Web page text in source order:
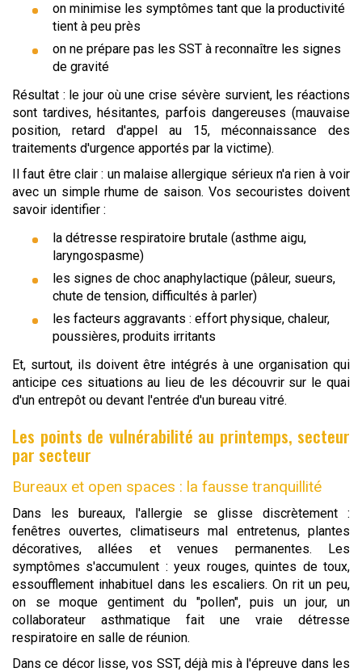
on minimise les symptômes tant que la productivité
tient à peu près
on ne prépare pas les SST à reconnaître les signes
de gravité
Résultat : le jour où une crise sévère survient, les réactions
sont tardives, hésitantes, parfois dangereuses (mauvaise
position, retard d'appel au 15, méconnaissance des
traitements d'urgence apportés par la victime).
Il faut être clair : un malaise allergique sérieux n'a rien à voir
avec un simple rhume de saison. Vos secouristes doivent
savoir identifier :
la détresse respiratoire brutale (asthme aigu,
laryngospasme)
les signes de choc anaphylactique (pâleur, sueurs,
chute de tension, difficultés à parler)
les facteurs aggravants : effort physique, chaleur,
poussières, produits irritants
Et, surtout, ils doivent être intégrés à une organisation qui
anticipe ces situations au lieu de les découvrir sur le quai
d'un entrepôt ou devant l'entrée d'un bureau vitré.
Les points de vulnérabilité au printemps, secteur
par secteur
Bureaux et open spaces : la fausse tranquillité
Dans les bureaux, l'allergie se glisse discrètement :
fenêtres ouvertes, climatiseurs mal entretenus, plantes
décoratives, allées et venues permanentes. Les
symptômes s'accumulent : yeux rouges, quintes de toux,
essoufflement inhabituel dans les escaliers. On rit un peu,
on se moque gentiment du "pollen", puis un jour, un
collaborateur asthmatique fait une vraie détresse
respiratoire en salle de réunion.
Dans ce décor lisse, vos SST, déjà mis à l'épreuve dans les